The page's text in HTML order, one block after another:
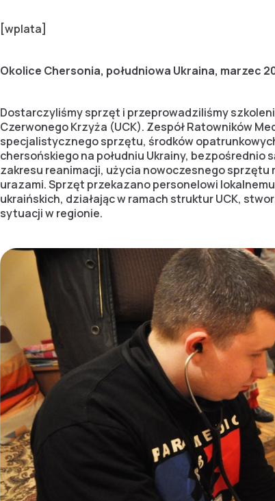
[wplata]
Okolice Chersonia, południowa Ukraina, marzec
Dostarczyliśmy sprzęt i przeprowadziliśmy
Czerwonego Krzyża (UCK). Zespół Ratowników
specjalistycznego sprzętu, środków
chersońskiego na południu Ukrainy, bezpośrednio
zakresu reanimacji, użycia nowoczesnego
urazami. Sprzęt przekazano personelowi
ukraińskich, działając w ramach struktur UCK,
sytuacji w regionie.